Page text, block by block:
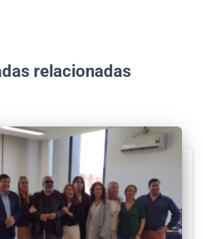
relacionadas